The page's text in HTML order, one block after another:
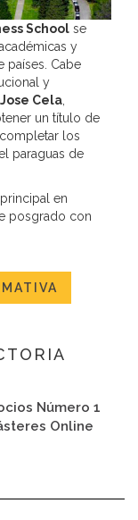
School se
y
países. Cabe
y
Cela
un título de
los
paraguas de
en
posgrado con
Número 1
Online